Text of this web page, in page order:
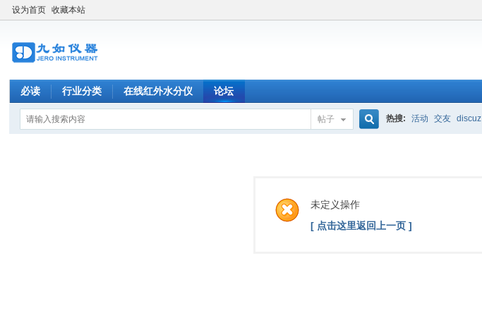
设为首页 收藏本站
必读 行业分类 在线红外水分仪 论坛
帖子
索
热搜: 活动 交友 discuz
未定义操作
[ 点击这里返回上一页 ]